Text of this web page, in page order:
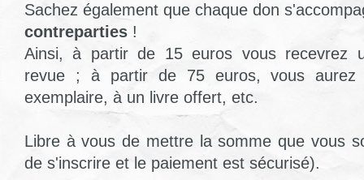
Sachez également que chaque don
contreparties !
Ainsi, à partir de 15 euros vous recevrez
revue ; à partir de 75 euros, vous aurez
exemplaire, à un livre offert, etc.
Libre à vous de mettre la somme que vous
de s'inscrire et le paiement est sécurisé).